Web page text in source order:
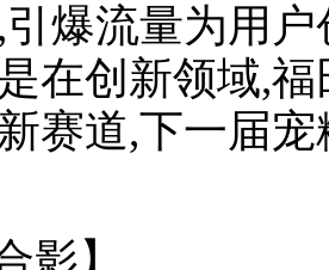
爆流量为用
在创新领域,
赛道,下一届
影】